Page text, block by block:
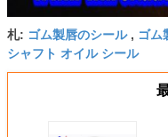
札: ゴム製唇のシール, ゴム
シャフト オイル シール